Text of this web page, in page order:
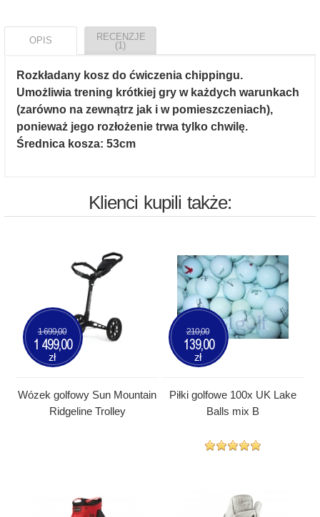
OPIS
RECENZJE
(1)
Rozkładany kosz do ćwiczenia chippingu.
Umożliwia trening krótkiej gry w każdych warunkach
(zarówno na zewnątrz jak i w pomieszczeniach),
ponieważ jego rozłożenie trwa tylko chwilę.
Średnica kosza: 53cm
Klienci kupili także:
Wózek golfowy Sun Mountain
Ridgeline Trolley
1 699,00
1 499,00
zł
Piłki golfowe 100x UK Lake
Balls mix B
210,00
139,00
zł